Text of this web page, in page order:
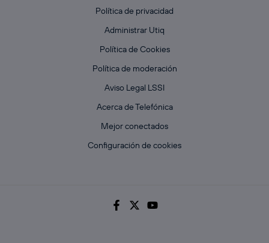
Política de privacidad
Administrar Utiq
Política de Cookies
Política de moderación
Aviso Legal LSSI
Acerca de Telefónica
Mejor conectados
Configuración de cookies